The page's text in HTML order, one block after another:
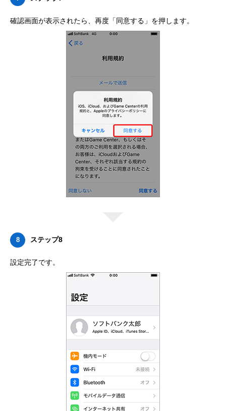
確認画面が表示されたら、再度「同意する」を押します。
8 ステップ8
設定完了です。